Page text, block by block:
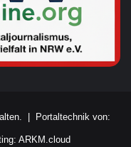
| Portaltechnik von:
ARKM.cloud